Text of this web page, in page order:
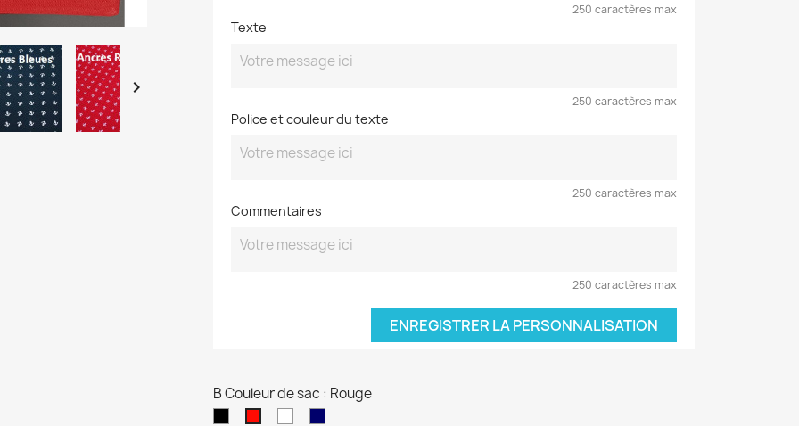

250 caractères max
Texte
250 caractères max
Police et couleur du texte
250 caractères max
Commentaires
250 caractères max
ENREGISTRER LA PERSONNALISATION
B Couleur de sac : Rouge